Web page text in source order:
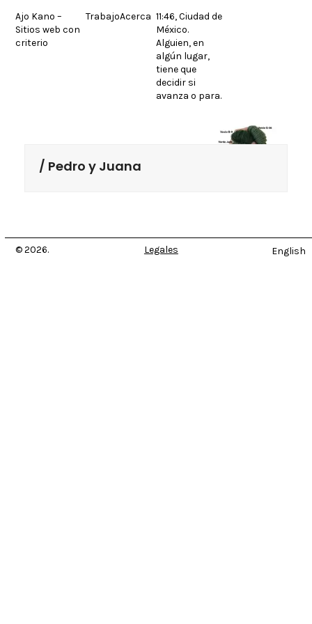
content
Ajo Kano –
Sitios web con
criterio
TrabajoAcerca 11:46, Ciudad de
México.
Alguien, en
algún lugar,
tiene que
decidir si
avanza o para.
Pedro y Juana
© 2026. Legales English